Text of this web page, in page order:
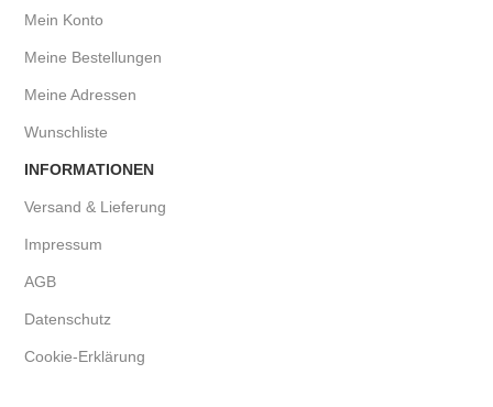
Mein Konto
Meine Bestellungen
Meine Adressen
Wunschliste
INFORMATIONEN
Versand & Lieferung
Impressum
AGB
Datenschutz
Cookie-Erklärung